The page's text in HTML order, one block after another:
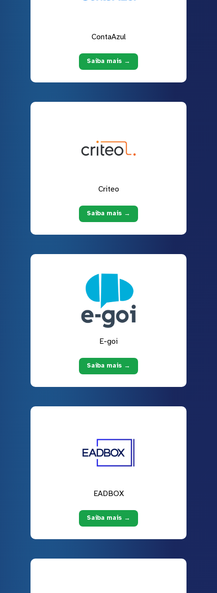
ContaAzul
Saiba mais →
Criteo
Saiba mais →
E-goi
Saiba mais →
EADBOX
Saiba mais →